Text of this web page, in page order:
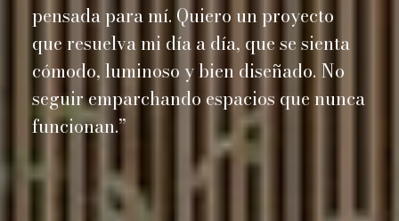
pensada para mí. Quiero un proyecto
que resuelva mi día a día, que se sienta
cómodo, luminoso y bien diseñado. No
seguir emparchando espacios que nunca
funcionan.”